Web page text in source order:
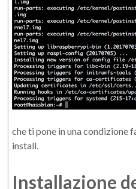
che ti pone in una condizione
install.
Installazione